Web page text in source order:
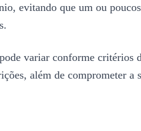
evitando que um ou
variar conforme critérios
além de comprometer a